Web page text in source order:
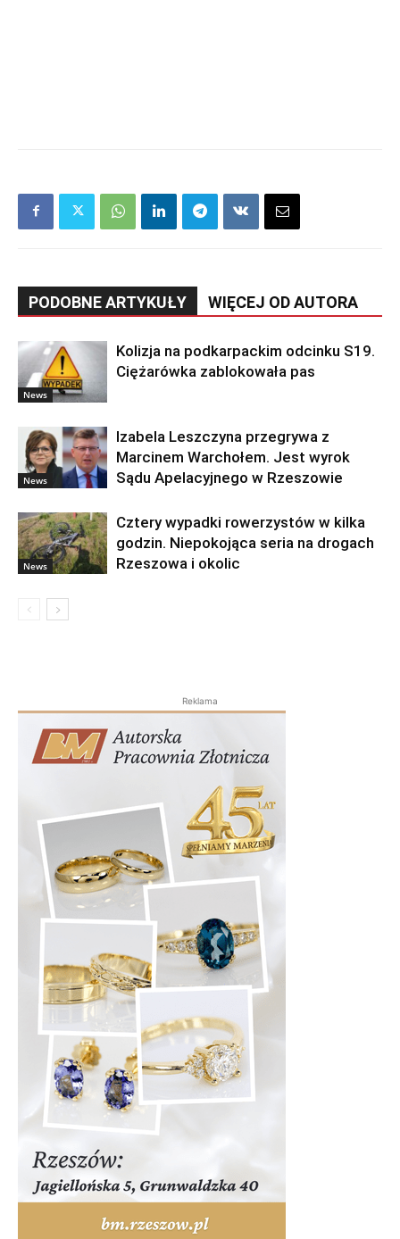
PODOBNE ARTYKUŁY WIĘCEJ OD AUTORA
News
Kolizja na podkarpackim odcinku S19.
Ciężarówka zablokowała pas
News
Izabela Leszczyna przegrywa z
Marcinem Warchołem. Jest wyrok
Sądu Apelacyjnego w Rzeszowie
News
Cztery wypadki rowerzystów w kilka
godzin. Niepokojąca seria na drogach
Rzeszowa i okolic
Reklama